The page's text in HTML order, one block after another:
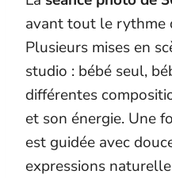
avant tout le rythme
Plusieurs mises en
studio : bébé seul,
différentes
et son énergie. Une
est guidée avec
expressions